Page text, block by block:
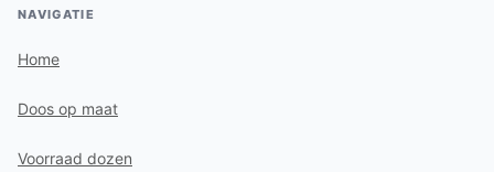
NAVIGATIE
Home
Doos op maat
Voorraad dozen